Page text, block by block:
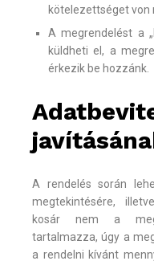
kötelezettséget von
A megrendelést a
küldheti el, a
érkezik be hozzánk.
A rendelés során
megtekintésére,
kosár nem a
tartalmazza, úgy a
a rendelni kívánt